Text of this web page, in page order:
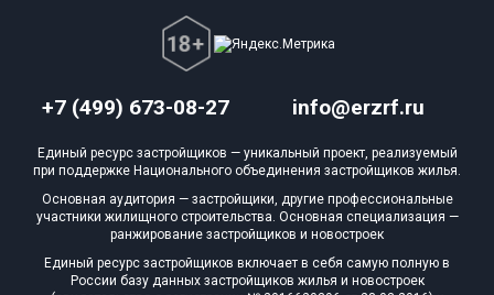
Поселков таунхаусов
Блокированных домов
Квартир, апартаментов,
блоков в БД
+7 (499) 673-08-27 info@erzrf.ru
Единый ресурс застройщиков — уникальный проект, реализуемый
при поддержке Национального объединения застройщиков жилья.
Основная аудитория — застройщики, другие профессиональные
участники жилищного строительства. Основная специализация —
ранжирование застройщиков и новостроек
Единый ресурс застройщиков включает в себя самую полную в
России базу данных застройщиков жилья и новостроек